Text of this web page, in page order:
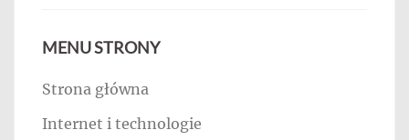
MENU STRONY
Strona główna
Internet i technologie